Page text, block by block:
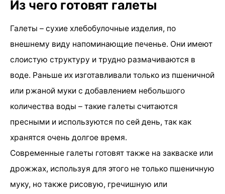
Из чего готовят галеты
Галеты – сухие хлебобулочные изделия, по
внешнему виду напоминающие печенье. Они имеют
слоистую структуру и трудно размачиваются в
воде. Раньше их изготавливали только из пшеничной
или ржаной муки с добавлением небольшого
количества воды – такие галеты считаются
пресными и используются по сей день, так как
хранятся очень долгое время.
Современные галеты готовят также на закваске или
дрожжах, используя для этого не только пшеничную
муку, но также рисовую, гречишную или